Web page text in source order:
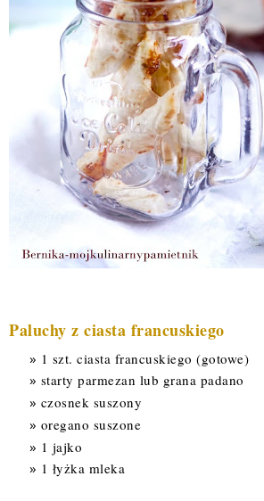
Paluchy z ciasta francuskiego
1 szt. ciasta francuskiego (gotowe)
starty parmezan lub grana padano
czosnek suszony
oregano suszone
1 jajko
1 łyżka mleka